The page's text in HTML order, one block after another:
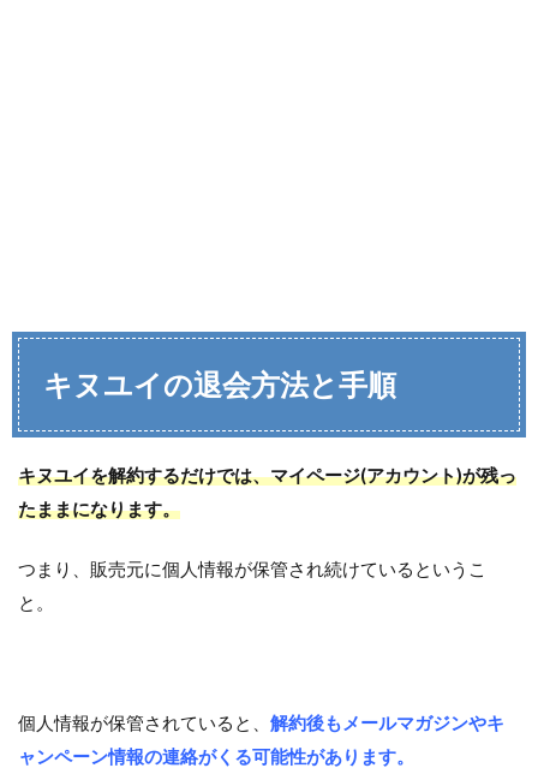
キヌユイの退会方法と手順
キヌユイを解約するだけでは、マイページ(アカウント)が残っ
たままになります。
つまり、販売元に個人情報が保管され続けているというこ
と。
個人情報が保管されていると、 解約後もメールマガジンやキ
ャンペーン情報の連絡がくる可能性があります。